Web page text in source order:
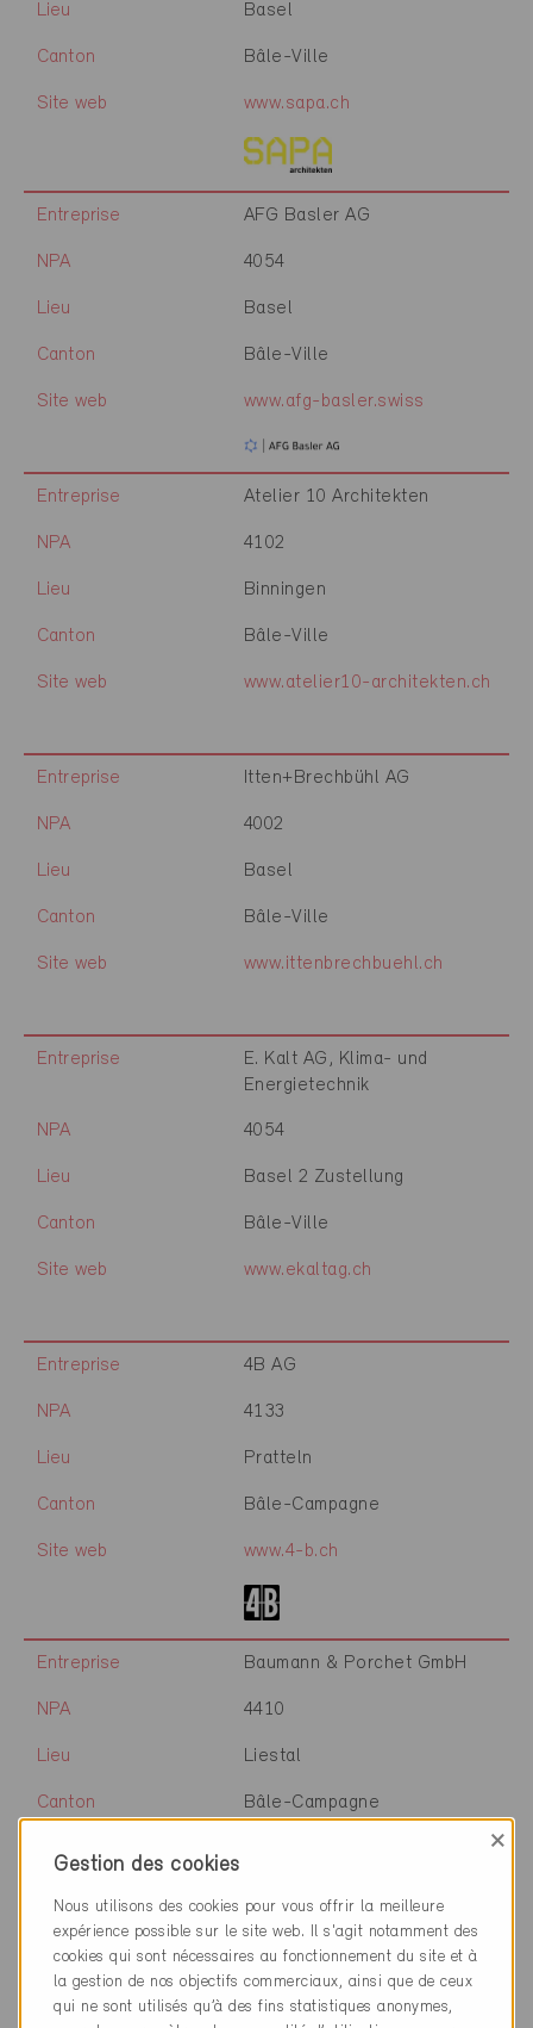
Lieu Basel
Canton Bâle-Ville
Site web www.sapa.ch
Entreprise AFG Basler AG
NPA 4054
Lieu Basel
Canton Bâle-Ville
Site web www.afg-basler.swiss
Entreprise Atelier 10 Architekten
NPA 4102
Lieu Binningen
Canton Bâle-Ville
Site web www.atelier10-architekten.ch
Entreprise Itten+Brechbühl AG
NPA 4002
Lieu Basel
Canton Bâle-Ville
Site web www.ittenbrechbuehl.ch
Entreprise
E. Kalt AG, Klima- und
Energietechnik
NPA 4054
Lieu Basel 2 Zustellung
Canton Bâle-Ville
Site web www.ekaltag.ch
Entreprise 4B AG
NPA 4133
Lieu Pratteln
Canton Bâle-Campagne
Site web www.4-b.ch
Entreprise Baumann & Porchet GmbH
NPA 4410
Lieu Liestal
Canton Bâle-Campagne
Entreprise
Architekturbüro Doris Ruepp-
NPA 4463
Gestion des cookies
×
Nous utilisons des cookies pour vous offrir la meilleure
expérience possible sur le site web. Il s'agit notamment des
cookies qui sont nécessaires au fonctionnement du site et à
la gestion de nos objectifs commerciaux, ainsi que de ceux
qui ne sont utilisés qu’à des fins statistiques anonymes,